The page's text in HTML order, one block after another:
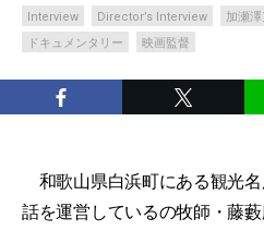
Interview Director’s Interview 加瀬
ドキュメンタリー
映画監督
和歌山県白浜町にある観光
話を運営しているの牧師・藤